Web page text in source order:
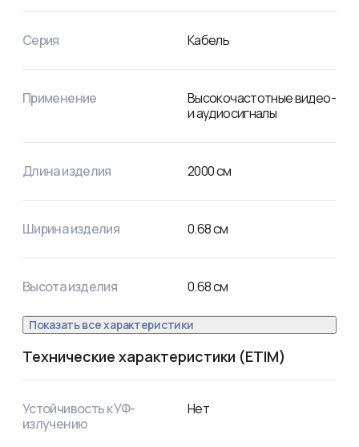
Кабель белого цвета поставляется в мини-бухте длиной
20 м. Диаметр проволоки в оплетке: 0,12-0,15 мм.
Серия Кабель
Применение
Высокочастотные видео-
и аудиосигналы
Длина изделия 2000см
Ширина изделия 0.68см
Высота изделия 0.68см
Показать все характеристики
Технические характеристики (ETIM)
Устойчивость к УФ-
излучению
Нет